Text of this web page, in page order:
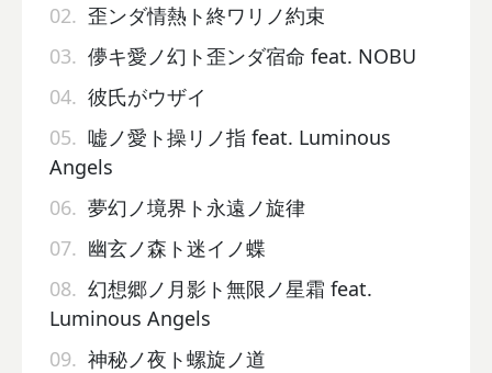
02. 歪ンダ情熱ト終ワリノ約束
03. 儚キ愛ノ幻ト歪ンダ宿命 feat. NOBU
04. 彼氏がウザイ
05. 嘘ノ愛ト操リノ指 feat. Luminous
Angels
06. 夢幻ノ境界ト永遠ノ旋律
07. 幽玄ノ森ト迷イノ蝶
08. 幻想郷ノ月影ト無限ノ星霜 feat.
Luminous Angels
09. 神秘ノ夜ト螺旋ノ道